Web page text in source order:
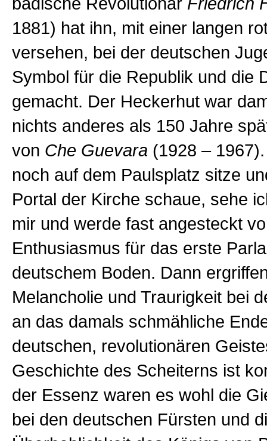
1881) hat ihn, mit einer langen
versehen, bei der deutschen
Symbol für die Republik und die
gemacht. Der Heckerhut war
nichts anderes als 150 Jahre
von Che Guevara (1928 –
noch auf dem Paulsplatz sitze
Portal der Kirche schaue, sehe
mir und werde fast angesteckt
Enthusiasmus für das erste
deutschem Boden. Dann
Melancholie und Traurigkeit bei
an das damals schmähliche
deutschen, revolutionären
Geschichte des Scheiterns ist
der Essenz waren es wohl die
bei den deutschen Fürsten und